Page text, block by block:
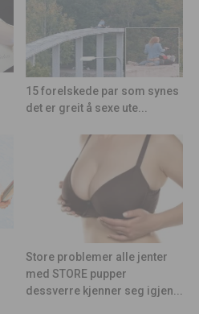
15 forelskede par som synes
det er greit å sexe ute...
Store problemer alle jenter
med STORE pupper
dessverre kjenner seg igjen...